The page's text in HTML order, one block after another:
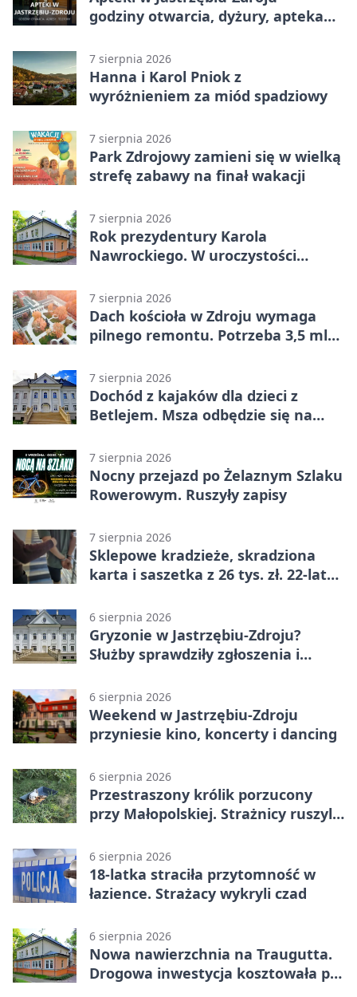
godziny otwarcia, dyżury, apteka
7 sierpnia 2026
Hanna i Karol Pniok z
wyróżnieniem za miód spadziowy
7 sierpnia 2026
Park Zdrojowy zamieni się w wielką
strefę zabawy na finał wakacji
7 sierpnia 2026
Rok prezydentury Karola
Nawrockiego. W uroczystości
7 sierpnia 2026
Dach kościoła w Zdroju wymaga
pilnego remontu. Potrzeba 3,5 mln
7 sierpnia 2026
Dochód z kajaków dla dzieci z
Betlejem. Msza odbędzie się na
7 sierpnia 2026
Nocny przejazd po Żelaznym Szlaku
Rowerowym. Ruszyły zapisy
7 sierpnia 2026
Sklepowe kradzieże, skradziona
karta i saszetka z 26 tys. zł. 22-latek
6 sierpnia 2026
Gryzonie w Jastrzębiu-Zdroju?
Służby sprawdziły zgłoszenia i
6 sierpnia 2026
Weekend w Jastrzębiu-Zdroju
przyniesie kino, koncerty i dancing
6 sierpnia 2026
Przestraszony królik porzucony
przy Małopolskiej. Strażnicy ruszyli
6 sierpnia 2026
18-latka straciła przytomność w
łazience. Strażacy wykryli czad
6 sierpnia 2026
Nowa nawierzchnia na Traugutta.
Drogowa inwestycja kosztowała pół